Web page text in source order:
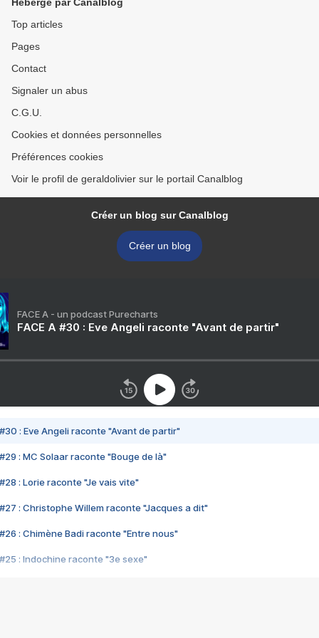
Top articles
Pages
Contact
Signaler un abus
C.G.U.
Cookies et données personnelles
Préférences cookies
Voir le profil de geraldolivier sur le portail Canalblog
Créer un blog sur Canalblog
Créer un blog
FACE A - un podcast Purecharts
FACE A #30 : Eve Angeli raconte "Avant de partir"
#30 : Eve Angeli raconte "Avant de partir"
#29 : MC Solaar raconte "Bouge de là"
#28 : Lorie raconte "Je vais vite"
#27 : Christophe Willem raconte "Jacques a dit"
#26 : Chimène Badi raconte "Entre nous"
#25 : Indochine raconte "3e sexe"